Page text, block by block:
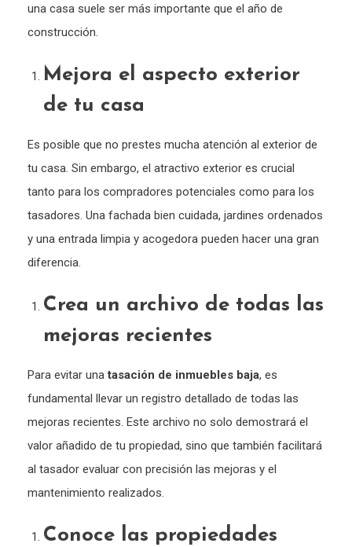
una casa suele ser más importante que el año de
construcción.
Mejora el aspecto exterior
de tu casa
Es posible que no prestes mucha atención al exterior de
tu casa. Sin embargo, el atractivo exterior es crucial
tanto para los compradores potenciales como para los
tasadores. Una fachada bien cuidada, jardines ordenados
y una entrada limpia y acogedora pueden hacer una gran
diferencia.
Crea un archivo de todas las
mejoras recientes
Para evitar unatasación de inmuebles baja, es
fundamental llevar un registro detallado de todas las
mejoras recientes. Este archivo no solo demostrará el
valor añadido de tu propiedad, sino que también facilitará
al tasador evaluar con precisión las mejoras y el
mantenimiento realizados.
Conoce las propiedades